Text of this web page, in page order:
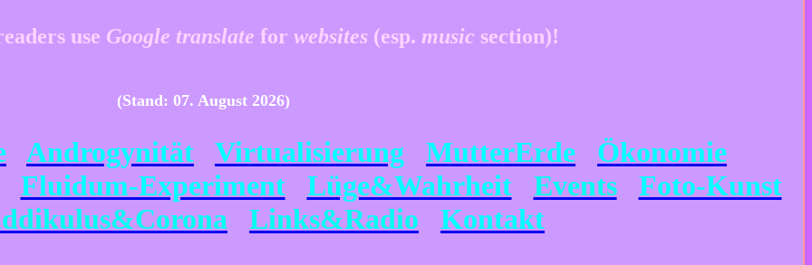
use Google translate for websites (esp. music section)!
(Stand: 07. August 2026)
Androgynität Virtualisierung MutterErde
Ökonomie
Fluidum-Experiment
Lüge&Wahrheit Events
Foto-Kunst
Links&Radio Kontakt